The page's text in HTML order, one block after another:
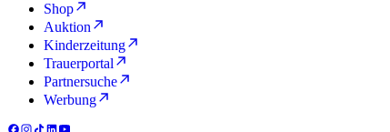
Shop
Auktion
Kinderzeitung
Trauerportal
Partnersuche
Werbung